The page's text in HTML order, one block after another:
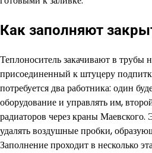
Как заполняют
Теплоноситель закачивают в трубы
присоединенный к штуцеру
потребуется два работника: один
оборудование и управлять им,
радиаторов через краны Маевского.
удалять воздушные пробки,
Заполнение проходит в несколько